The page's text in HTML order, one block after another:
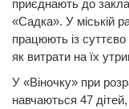
приєднають до
«Садка». У міській
працюють із
як витрати на їх
У «Віночку» при
навчаються 47